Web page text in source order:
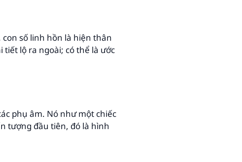
số linh hồn là hiện thân
lộ ra ngoài; có thể là ước
phụ âm. Nó như một chiếc
tượng đầu tiên, đó là hình